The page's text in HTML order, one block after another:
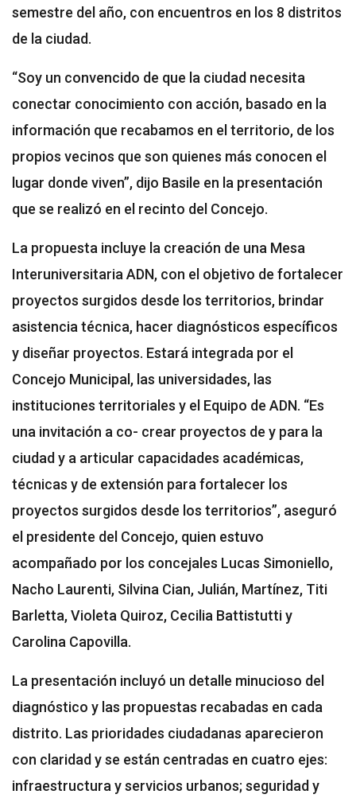
semestre del año, con encuentros en los 8 distritos
de la ciudad.
“Soy un convencido de que la ciudad necesita
conectar conocimiento con acción, basado en la
información que recabamos en el territorio, de los
propios vecinos que son quienes más conocen el
lugar donde viven”, dijo Basile en la presentación
que se realizó en el recinto del Concejo.
La propuesta incluye la creación de una Mesa
Interuniversitaria ADN, con el objetivo de fortalecer
proyectos surgidos desde los territorios, brindar
asistencia técnica, hacer diagnósticos específicos
y diseñar proyectos. Estará integrada por el
Concejo Municipal, las universidades, las
instituciones territoriales y el Equipo de ADN. “Es
una invitación a co- crear proyectos de y para la
ciudad y a articular capacidades académicas,
técnicas y de extensión para fortalecer los
proyectos surgidos desde los territorios”, aseguró
el presidente del Concejo, quien estuvo
acompañado por los concejales Lucas Simoniello,
Nacho Laurenti, Silvina Cian, Julián, Martínez, Titi
Barletta, Violeta Quiroz, Cecilia Battistutti y
Carolina Capovilla.
La presentación incluyó un detalle minucioso del
diagnóstico y las propuestas recabadas en cada
distrito. Las prioridades ciudadanas aparecieron
con claridad y se están centradas en cuatro ejes:
infraestructura y servicios urbanos; seguridad y